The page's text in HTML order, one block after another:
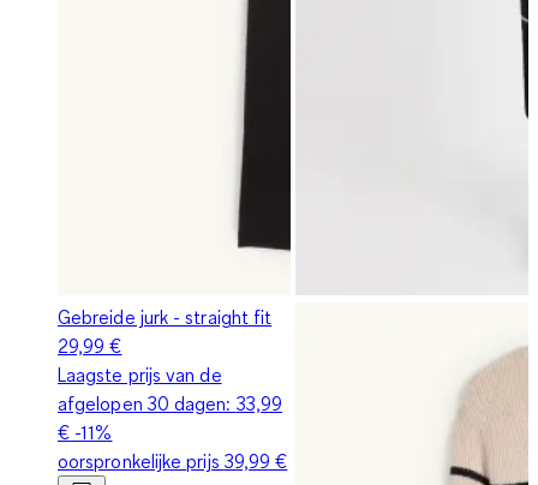
Gebreide jurk - straight fit
29,99 €
Laagste prijs van de
afgelopen 30 dagen: 33,99
€ -11%
oorspronkelijke prijs 39,99 €